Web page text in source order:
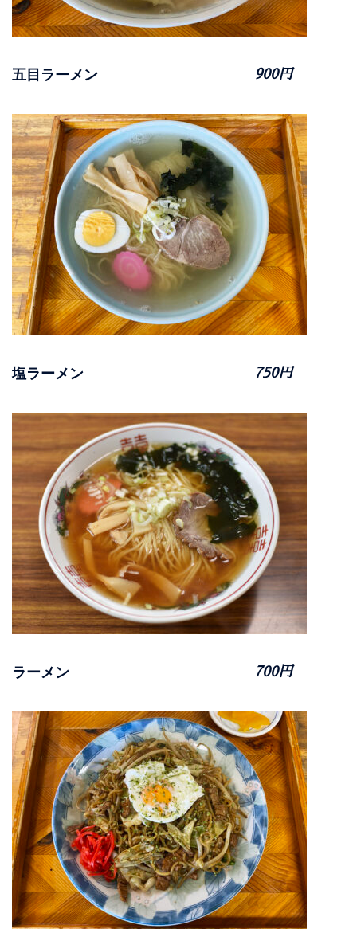
五目ラーメン 900円
塩ラーメン 750円
ラーメン 700円